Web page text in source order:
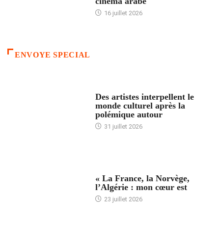
16 juillet 2026
ENVOYE SPECIAL
Des artistes interpellent le
monde culturel après la
polémique autour
31 juillet 2026
« La France, la Norvège,
l’Algérie : mon cœur est
23 juillet 2026